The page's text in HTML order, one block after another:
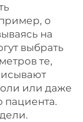
о
на
выбрать
те,
или даже
пациента.